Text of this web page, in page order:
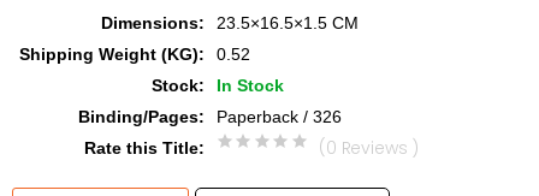
Dimensions:
23.5×16.5×1.5 CM
Shipping Weight (KG):
0.52
Stock:
In Stock
Binding/Pages:
Paperback / 326
Rate this Title: (0 Reviews )